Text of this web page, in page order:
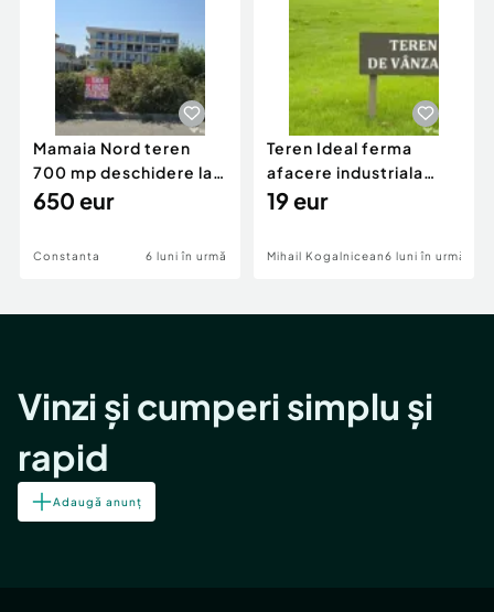
Mamaia Nord teren
700 mp deschidere la
D24 si D25
650 eur
Constanta 6 luni în urmă
Teren Ideal ferma
afacere industriala
deschidere 71 ml la
19 eur
Mihail Kogalniceanu6 luni în urmă
Vinzi și cumperi simplu și
rapid
Adaugă anunț